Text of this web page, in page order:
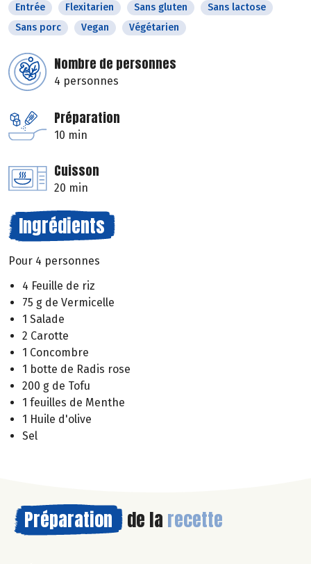
Entrée Flexitarien Sans gluten
Sans lactose
Sans porc
Vegan Végétarien
Nombre de personnes
4 personnes
Préparation
10 min
Cuisson
20 min
Ingrédients
Pour 4 personnes
4 Feuille de riz
75 g de Vermicelle
1 Salade
2 Carotte
1 Concombre
1 botte de Radis rose
200 g de Tofu
1 feuilles de Menthe
1 Huile d'olive
Sel
Préparation de la recette